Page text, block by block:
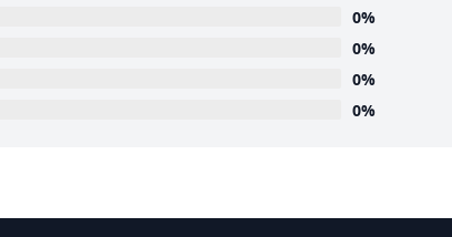
0%
0%
0%
0%